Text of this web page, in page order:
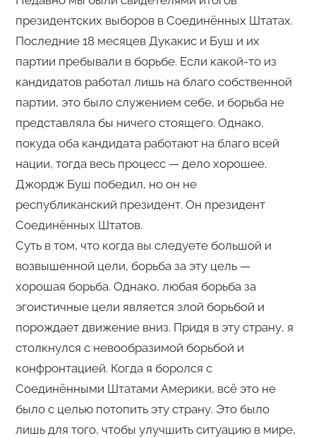
президентских выборов в Соединённых Штатах.
Последние 18 месяцев Дукакис и Буш и их
партии пребывали в борьбе. Если какой-то из
кандидатов работал лишь на благо собственной
партии, это было служением себе, и борьба не
представляла бы ничего стоящего. Однако,
покуда оба кандидата работают на благо всей
нации, тогда весь процесс — дело хорошее.
Джордж Буш победил, но он не
республиканский президент. Он президент
Соединённых Штатов.
Суть в том, что когда вы следуете большой и
возвышенной цели, борьба за эту цель —
хорошая борьба. Однако, любая борьба за
эгоистичные цели является злой борьбой и
порождает движение вниз. Придя в эту страну, я
столкнулся с невообразимой борьбой и
конфронтацией. Когда я боролся с
Соединёнными Штатами Америки, всё это не
было с целью потопить эту страну. Это было
лишь для того, чтобы улучшить ситуацию в мире,